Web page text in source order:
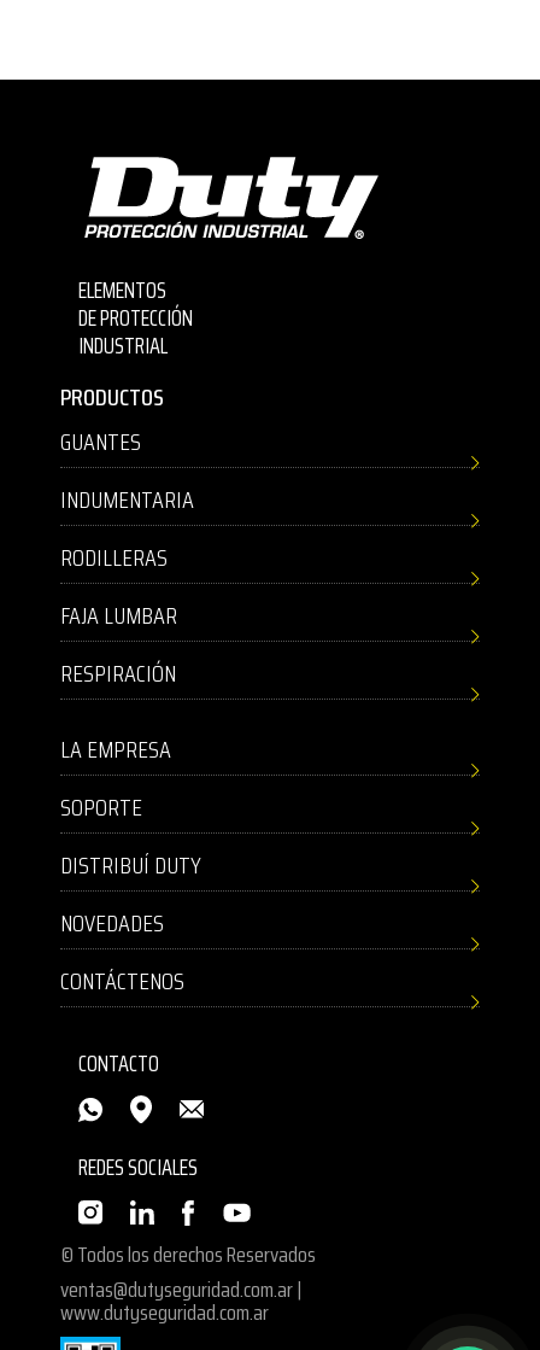
ELEMENTOS
DE PROTECCIÓN
INDUSTRIAL
PRODUCTOS
GUANTES
INDUMENTARIA
RODILLERAS
FAJA LUMBAR
RESPIRACIÓN
LA EMPRESA
SOPORTE
DISTRIBUÍ DUTY
NOVEDADES
CONTÁCTENOS
CONTACTO
REDES SOCIALES
© Todos los derechos Reservados
ventas@dutyseguridad.com.ar|
www.dutyseguridad.com.ar